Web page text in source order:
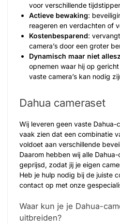
voor verschillende
Actieve bewaking:
reageren en verdachten of
Kostenbesparend:
camera’s door een groter
Dynamisch maar niet
opnemen waar hij op
vaste camera’s kan nodig
Dahua cameraset
Wij leveren geen vaste Dahua-
vaak zien dat een combinatie
voldoet aan verschillende
Daarom hebben wij alle Dahua-
geprijsd, zodat jij je eigen
Heb je hulp nodig bij de juiste
contact op met onze
Waar kun je je Dahua-
uitbreiden?